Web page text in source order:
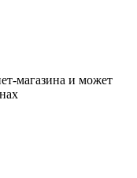
магазина и может